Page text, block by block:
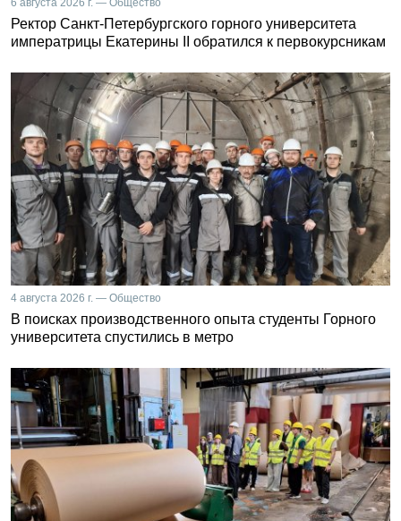
Ректор Санкт-Петербургского горного университета
императрицы Екатерины II обратился к первокурсникам
4 августа 2026 г. — Общество
В поисках производственного опыта студенты Горного
университета спустились в метро